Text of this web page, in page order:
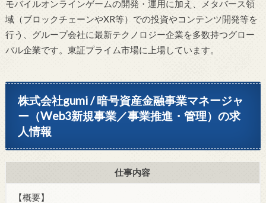
モバイルオンラインゲームの開発・運用に加え、メタバース領
域（ブロックチェーンやXR等）での投資やコンテンツ開発等を
行う、グループ会社に最新テクノロジー企業を多数持つグロー
バル企業です。東証プライム市場に上場しています。
株式会社gumi / 暗号資産金融事業マネージャ
ー（Web3新規事業／事業推進・管理）の求
人情報
仕事内容
【概要】